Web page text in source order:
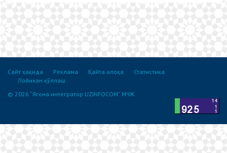
Сайт ҳақида Реклама Қайта алоқа
Статистика
Лойихан қўллаш
© 2026 “Ягона интегратор UZINFOCOM” МЧЖ